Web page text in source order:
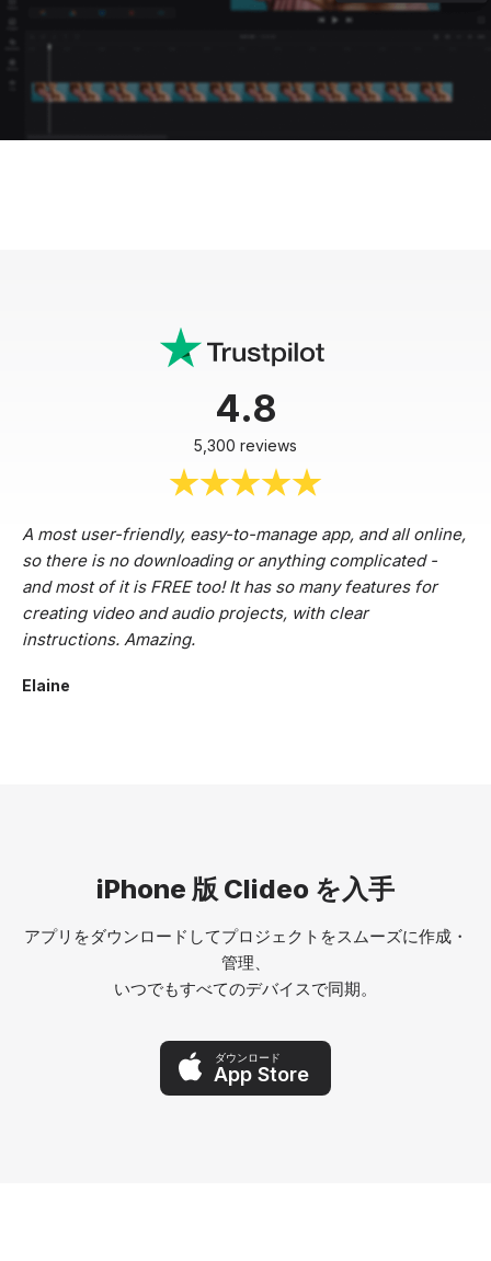
4.8
5,300 reviews
A most user-friendly, easy-to-manage app, and all online,
so there is no downloading or anything complicated -
and most of it is FREE too! It has so many features for
creating video and audio projects, with clear
instructions. Amazing.
Elaine
iPhone 版 Clideo を入手
アプリをダウンロードしてプロジェクトをスムーズに作成・
管理、
いつでもすべてのデバイスで同期。
ダウンロード
App Store